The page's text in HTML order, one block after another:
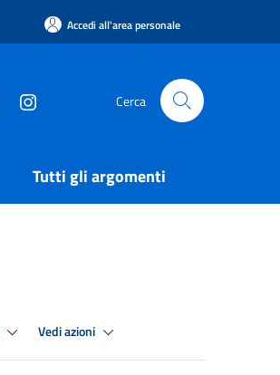
Accedi all'area personale
Cerca
Tutti gli argomenti
Vedi azioni